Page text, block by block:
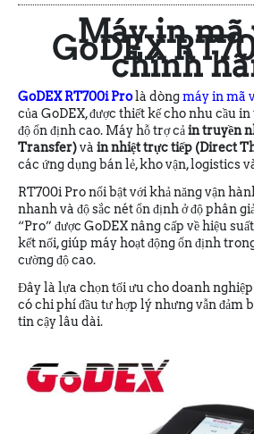
Máy in mã
GoDEX
chính
GoDEX RT700i Prolà dòngmáy in mã
của GoDEX, được thiết kế cho nhu cầu
độ ổn định cao. Máy hỗ trợ cảin truyền
Transfer)và in nhiệt trực tiếp (Direct
các ứng dụng bán lẻ, kho vận, logistics
RT700i Pro nổi bật với khả năng vận
nhanh và độ sắc nét ổn định ở độ phân
“Pro” được GoDEX nâng cấp về hiệu
kết nối, giúp máy hoạt động ổn định
cường độ cao.
Đây là lựa chọn tối ưu cho doanh
có chi phí đầu tư hợp lý nhưng vẫn đảm
tin cậy lâu dài.